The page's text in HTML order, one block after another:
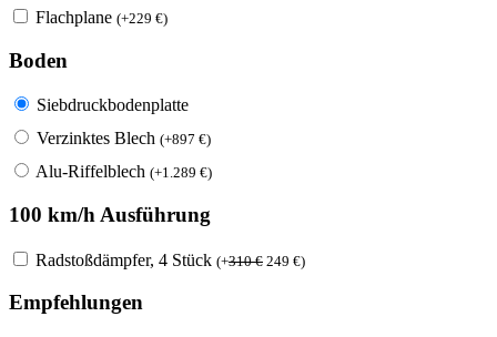
Flachplane (+229 €)
Boden
Siebdruckbodenplatte
Verzinktes Blech (+897 €)
Alu-Riffelblech (+1.289 €)
100 km/h Ausführung
Radstoßdämpfer, 4 Stück (+310€ 249 €)
Empfehlungen